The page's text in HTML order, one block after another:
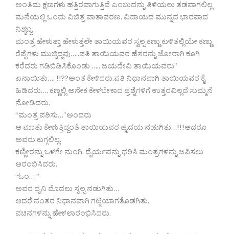
ಅಂತಿಮ ಕ್ಷಣಗಳು ಹತ್ತಿರವಾಗುತ್ತಿವೆ ಎಂಬುದನ್ನು ತಿಳಿಯಲು ತಡವಾಗಲಿಲ್ಲ
ಮನೆಯಲ್ಲಿ ಒಂದು ವಿಚಿತ್ರ ವಾತಾವರಣ. ವಿದಾಯದ ಮುನ್ನದ ಭಾರವಾದ
ನಿಶ್ಶಬ್ದ.
ಮಂತ್ರ ಹೇಳುತ್ತಾ ಹೇಳುತ್ತಲೇ ತಾಯಿಯವರ ಸ್ವಲ್ಪ ಕಣ್ಣು ಕುಳಿತಲ್ಲಿಯೇ ಕಣ್ಣು
ರೆಪ್ಪೆಗಳು ಮುಚ್ಚಿದ್ದವು…..ಪತಿ ತಾಯಿಯವರ ಹೆಸರನ್ನು ಜೋರಾಗಿ ಕೂಗಿ
ಕರೆದರು ಗಡಿಬಿಡಿಸಿಕೊಂಡು ….. ಜಯದೇವಿ ತಾಯಿಯವರು”
ಏನಾಯಿತು…. !!??ಅಂತ ಕೇಳಿದರು.ಪತಿ ನಿಧಾನವಾಗಿ ತಾಯಿಯವರ ಕೈ
ಹಿಡಿದರು…, ಕಣ್ಣಲ್ಲಿ ಅನೇಕ ಕೇಳಬೇಕಾದ ಪ್ರಶ್ನೆಗಳಿಗೆ ಉತ್ತರವಿಲ್ಲದೆ ಸುಮ್ಮನೆ
ನೋಡಿದರು.
“ಮಂತ್ರ ಪಠಿಸು…”ಅಂದರು
ಆ ಮಾತು ಕೇಳುತ್ತಿದ್ದಂತೆ ತಾಯಿಯವರ ಹೃದಯ ನಡುಗಿತು…!!!ಆದರೂ
ಅವರು ಕುಗ್ಗಲಿಲ್ಲ.
ಕಣ್ಣೀರನ್ನು ಒಳಗೇ ನುಂಗಿ, ದೈರ್ಯವನ್ನು ಧರಿಸಿ ಮಂತ್ರಗಳನ್ನು ಜಪಿಸಲು
ಆರಂಭಿಸಿದರು.
“ಓಂ… ”
ಅವರ ಧ್ವನಿ ಮೊದಲು ಸ್ವಲ್ಪ ನಡುಗಿತು…
ಆದರೆ ನಂತರ ನಿಧಾನವಾಗಿ ಗಟ್ಟಿಯಾಗತೊಡಗಿತು.
ವಚನಗಳನ್ನು ಹೇಳಲಾರಂಭಿಸಿದರು.